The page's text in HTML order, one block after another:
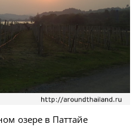
озере в Паттайе